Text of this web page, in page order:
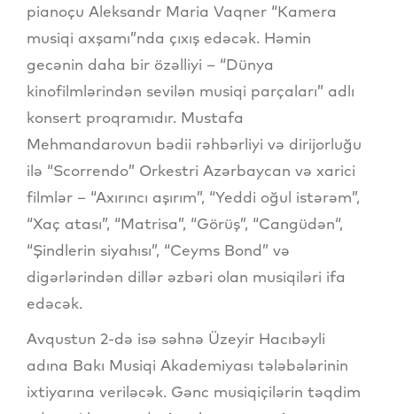
pianoçu Aleksandr Maria Vaqner “Kamera
musiqi axşamı”nda çıxış edəcək. Həmin
gecənin daha bir özəlliyi – “Dünya
kinofilmlərindən sevilən musiqi parçaları” adlı
konsert proqramıdır. Mustafa
Mehmandarovun bədii rəhbərliyi və dirijorluğu
ilə “Scorrendo” Orkestri Azərbaycan və xarici
filmlər – “Axırıncı aşırım”, “Yeddi oğul istərəm”,
“Xaç atası”, “Matrisa”, “Görüş”, “Cangüdən“,
“Şindlerin siyahısı”, “Ceyms Bond” və
digərlərindən dillər əzbəri olan musiqiləri ifa
edəcək.
Avqustun 2-də isə səhnə Üzeyir Hacıbəyli
adına Bakı Musiqi Akademiyası tələbələrinin
ixtiyarına veriləcək. Gənc musiqiçilərin təqdim